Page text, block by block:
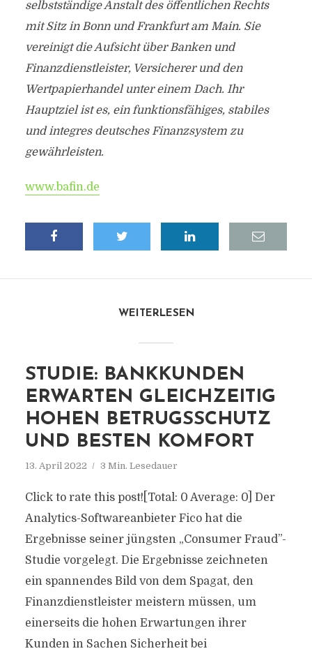
selbstständige Anstalt des öffentlichen Rechts
mit Sitz in Bonn und Frankfurt am Main. Sie
vereinigt die Aufsicht über Banken und
Finanzdienstleister, Versicherer und den
Wertpapierhandel unter einem Dach. Ihr
Hauptziel ist es, ein funktionsfähiges, stabiles
und integres deutsches Finanzsystem zu
gewährleisten.
www.bafin.de
WEITERLESEN
STUDIE: BANKKUNDEN
ERWARTEN GLEICHZEITIG
HOHEN BETRUGSSCHUTZ
UND BESTEN KOMFORT
13. April 2022 3 Min. Lesedauer
Click to rate this post![Total: 0 Average: 0] Der
Analytics-Softwareanbieter Fico hat die
Ergebnisse seiner jüngsten „Consumer Fraud”-
Studie vorgelegt. Die Ergebnisse zeichneten
ein spannendes Bild von dem Spagat, den
Finanzdienstleister meistern müssen, um
einerseits die hohen Erwartungen ihrer
Kunden in Sachen Sicherheit bei